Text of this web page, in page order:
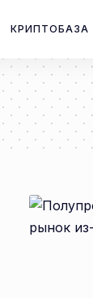
КРИПТОБАЗА